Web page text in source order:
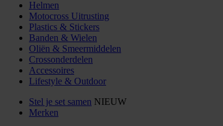
Helmen
Motocross Uitrusting
Plastics & Stickers
Banden & Wielen
Oliën & Smeermiddelen
Crossonderdelen
Accessoires
Lifestyle & Outdoor
Stel je set samen NIEUW
Merken